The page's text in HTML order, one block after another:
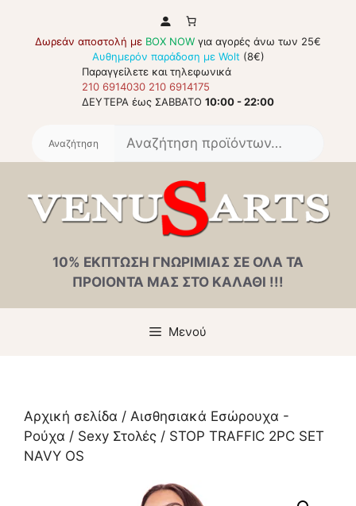
περιεχόμενο
Δωρεάν αποστολή με BOX NOW για αγορές άνω των 25€
Αυθημερόν παράδοση με Wolt (8€)
Παραγγείλετε και τηλεφωνικά
210 6914030 210 6914175
ΔΕΥΤΕΡΑ έως ΣΑΒΒΑΤΟ 10:00 - 22:00
10% ΕΚΠΤΩΣΗ ΓΝΩΡΙΜΙΑΣ ΣΕ ΟΛΑ ΤΑ
ΠΡΟΙΟΝΤΑ ΜΑΣ ΣΤΟ ΚΑΛΑΘΙ !!!
Μενού
Αρχική σελίδα / Αισθησιακά Εσώρουχα -
Ρούχα / Sexy Στολές / STOP TRAFFIC 2PC SET
NAVY OS